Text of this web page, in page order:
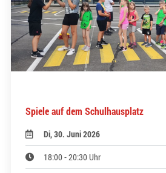
Spiele auf dem Schulhausplatz
Di, 30. Juni 2026
18:00 - 20:30 Uhr